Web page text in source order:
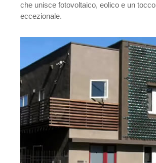
che unisce fotovoltaico, eolico e un
eccezionale.